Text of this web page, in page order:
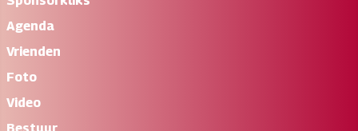
Agenda
Vrienden
Foto
Video